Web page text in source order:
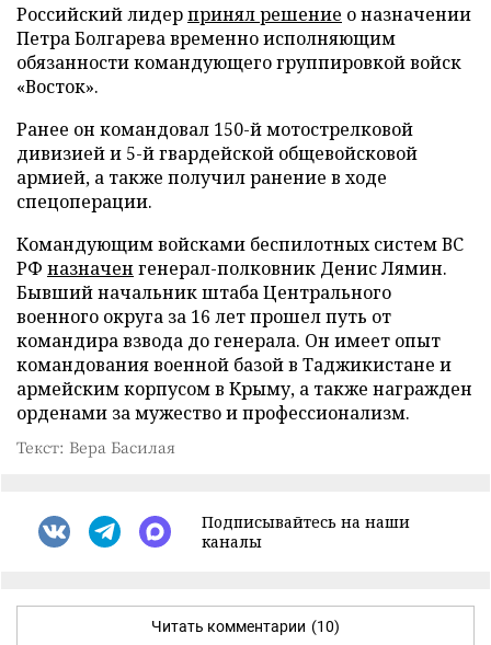
Российский лидерпринял решение о назначении
Петра Болгарева временно исполняющим
обязанности командующего группировкой войск
«Восток».
Ранее он командовал 150-й мотострелковой
дивизией и 5-й гвардейской общевойсковой
армией, а также получил ранение в ходе
спецоперации.
Командующим войсками беспилотных систем ВС
РФ назначен генерал-полковник Денис Лямин.
Бывший начальник штаба Центрального
военного округа за 16 лет прошел путь от
командира взвода до генерала. Он имеет опыт
командования военной базой в Таджикистане и
армейским корпусом в Крыму, а также награжден
орденами за мужество и профессионализм.
Текст: Вера Басилая
Подписывайтесь на наши
каналы
Читать комментарии (10)